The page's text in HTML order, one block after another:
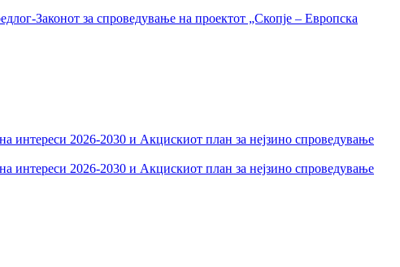
Законот за спроведување на проектот „Скопје – Европска
интереси 2026-2030 и Акцискиот план за нејзино спроведување
интереси 2026-2030 и Акцискиот план за нејзино спроведување